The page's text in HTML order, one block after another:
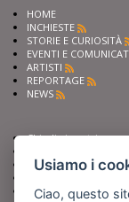
HOME
INCHIESTE
STORIE E CURIOSITÀ
EVENTI E
ARTISTI
REPORTAGE
NEWS
Chiedi ai nostri
Fai pubblicità con noi
Iscriviti al nostro
Usiamo i
Ciao, questo